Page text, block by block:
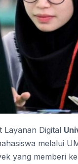
Layanan Digital
melalui
yang memberi